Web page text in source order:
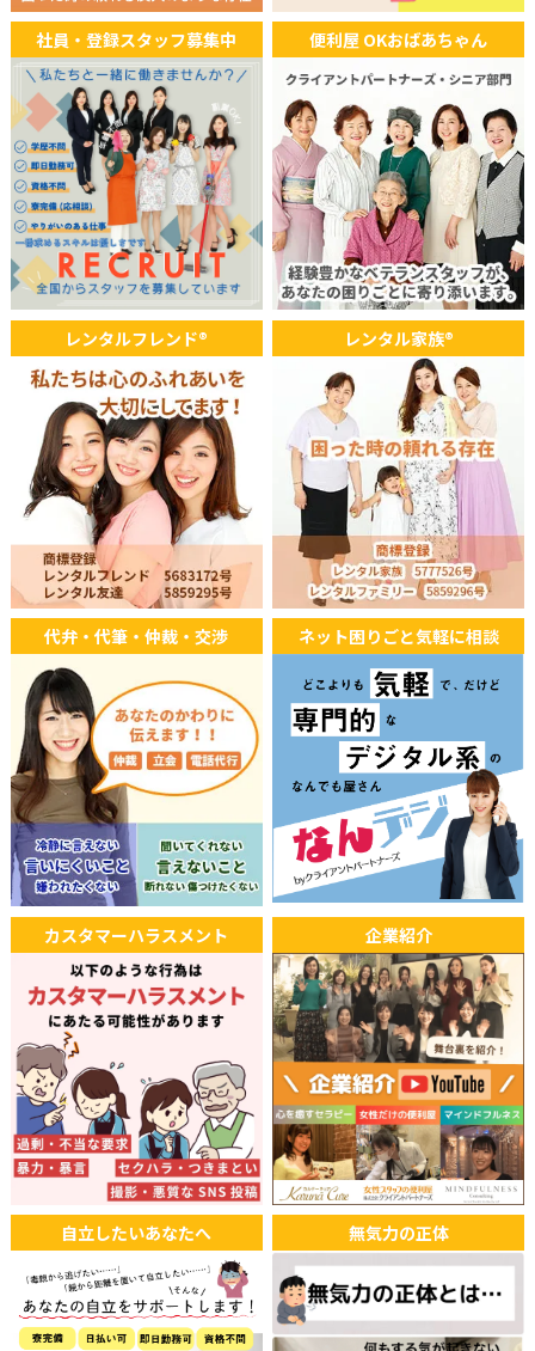
2025年08月07日
TV
ABEMA Prime(アベマプライム)「高齢者の仕事」にてOKおば
あちゃんが出演しました。
2025年08月03日
WEB
オーストラリア ABCのウェブニュースにて記事が掲載されまし
た。
2025年07月31日
TV
読売テレビ「かんさい情報ネットten. アナタの味方！お役に立
ちます！」にて放送されました。
社員・登録スタッフ募集中 便利屋 OKおばあちゃん
レンタルフレンド® レンタル家族®
代弁・代筆・仲裁・交渉 ネット困りごと気軽に相談
カスタマーハラスメント 企業紹介
自立したいあなたへ 無気力の正体